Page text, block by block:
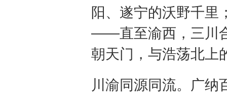
阳、遂宁的沃野千里
——直至渝西，三川
朝天门，与浩荡北上
川渝同源同流。广纳